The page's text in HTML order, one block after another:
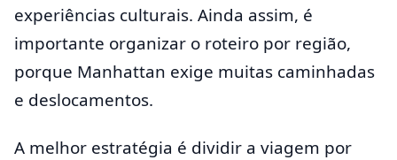
experiências culturais. Ainda assim, é
importante organizar o roteiro por região,
porque Manhattan exige muitas caminhadas
e deslocamentos.
A melhor estratégia é dividir a viagem por